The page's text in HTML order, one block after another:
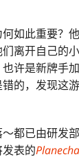
如此重要？
离开自己的
许是新牌手
的，发现这
都已由研发
表的